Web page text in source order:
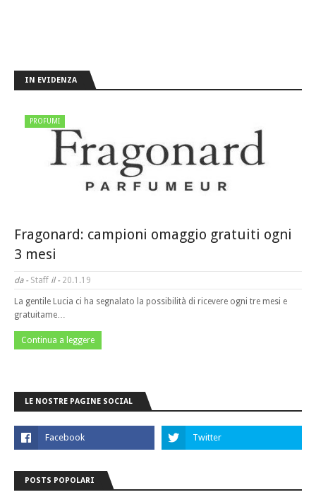
IN EVIDENZA
PROFUMI
Fragonard: campioni omaggio gratuiti ogni
3 mesi
da - Staff il - 20.1.19
La gentile Lucia ci ha segnalato la possibilità di ricevere ogni tre mesi e
gratuitame…
Continua a leggere
LE NOSTRE PAGINE SOCIAL
POSTS POPOLARI